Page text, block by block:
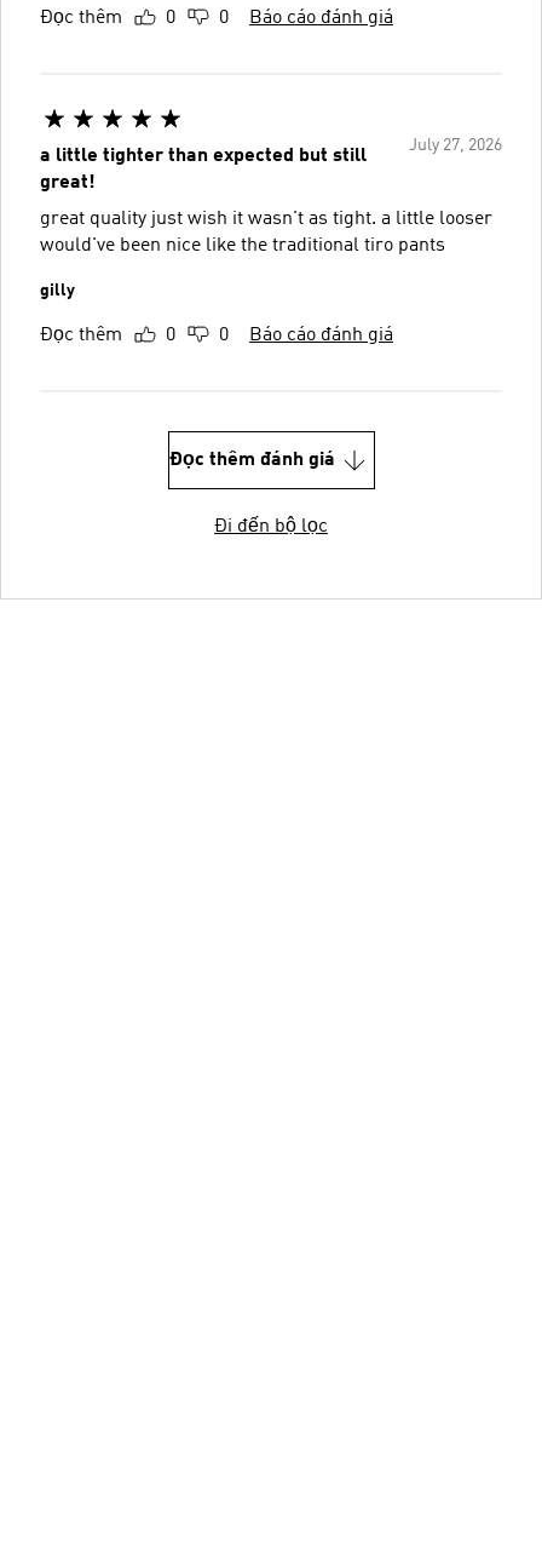
Đọc thêm 0 0 Báo cáo đánh giá
July 27, 2026
a little tighter than expected but still
great!
great quality just wish it wasn't as tight. a little looser
would've been nice like the traditional tiro pants
gilly
Đọc thêm 0 0 Báo cáo đánh giá
Đọc thêm đánh giá
Đi đến bộ lọc